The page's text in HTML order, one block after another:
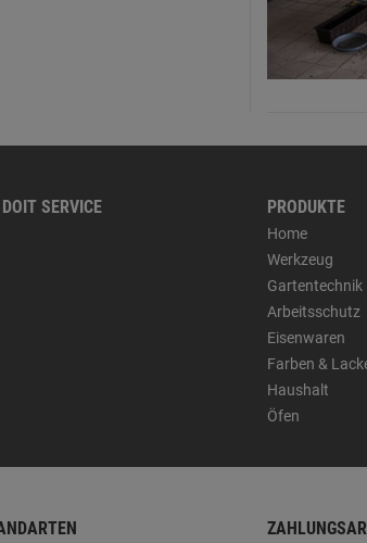
SERVICE PRODUKTE
Home
Werkzeug
Gartentechnik
Arbeitsschutz
Eisenwaren
Farben &
Haushalt
Öfen